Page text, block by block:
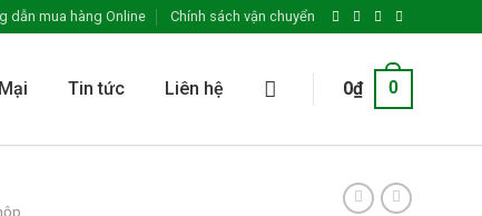
dẫn mua hàng Online Chính sách vận chuyển
Tin tức Liên hệ 0₫ 0